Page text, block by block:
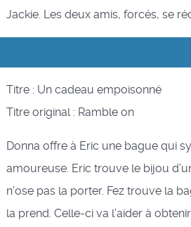
Jackie. Les deux amis, forcés, se
Titre : Un cadeau empoisonné
Titre original : Ramble on
Donna offre à Eric une bague qui
amoureuse. Eric trouve le bijou
n’ose pas la porter. Fez trouve la
la prend. Celle-ci va l’aider à